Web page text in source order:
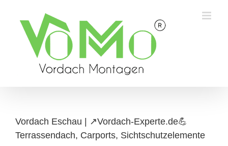
content
Vordach Eschau | ↗️Vordach-Experte.de💪
Terrassendach, Carports, Sichtschutzelemente